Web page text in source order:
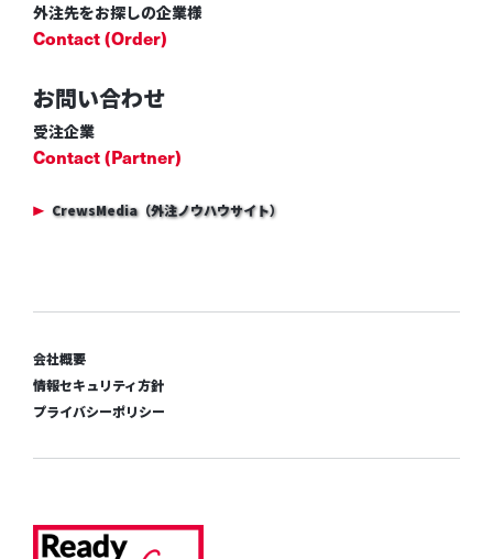
外注先をお探しの企業様
Contact (Order)
お問い合わせ
受注企業
Contact (Partner)
CrewsMedia（外注ノウハウサイト）
会社概要
情報セキュリティ方針
プライバシーポリシー